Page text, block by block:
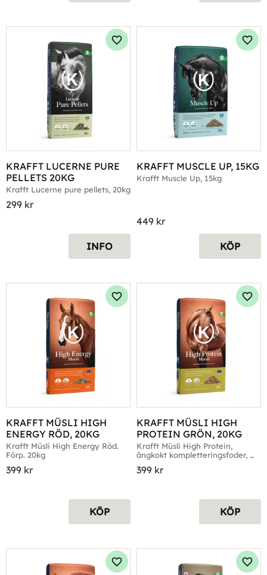
KRAFFT LUCERNE PURE
PELLETS 20KG
Krafft Lucerne pure pellets, 20kg
299 kr
Lägg till i favoriter
INFO
KRAFFT MUSCLE UP, 15KG
Krafft Muscle Up, 15kg
449 kr
KÖP
KRAFFT MÜSLI HIGH
ENERGY RÖD, 20KG
Krafft Müsli High Energy Röd.
Förp. 20kg
399 kr
Lägg till i favoriter
KÖP
KRAFFT MÜSLI HIGH
PROTEIN GRÖN, 20KG
Krafft Müsli High Protein,
ångkokt kompletteringsfoder,
399 kr
KÖP
Lägg till i favoriter